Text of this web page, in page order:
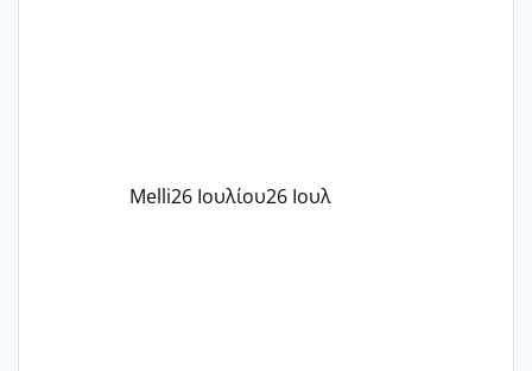
Εγώ πήγα σε έναν ιδιωτικό παιδικό στ
Melli26 Ιουλίου26 Ιουλ